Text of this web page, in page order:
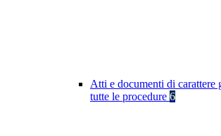
Atti e documenti di carattere
tutte le procedure 6